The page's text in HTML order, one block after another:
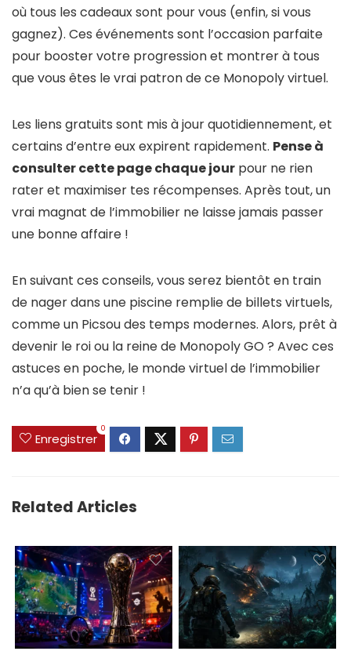
où tous les cadeaux sont pour vous (enfin, si vous
gagnez). Ces événements sont l’occasion parfaite
pour booster votre progression et montrer à tous
que vous êtes le vrai patron de ce Monopoly virtuel.
Les liens gratuits sont mis à jour quotidiennement, et
certains d’entre eux expirent rapidement. Pense à
consulter cette page chaque jour pour ne rien
rater et maximiser tes récompenses. Après tout, un
vrai magnat de l’immobilier ne laisse jamais passer
une bonne affaire !
En suivant ces conseils, vous serez bientôt en train
de nager dans une piscine remplie de billets virtuels,
comme un Picsou des temps modernes. Alors, prêt à
devenir le roi ou la reine de Monopoly GO ? Avec ces
astuces en poche, le monde virtuel de l’immobilier
n’a qu’à bien se tenir !
Enregistrer
0
Related Articles